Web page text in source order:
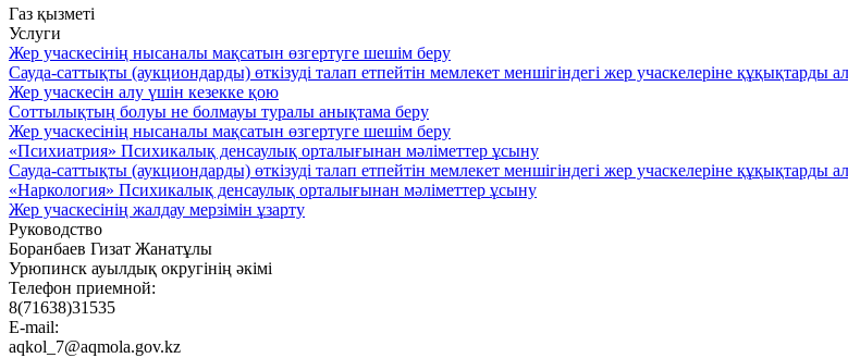
Газ қызметі
Услуги
Жер учаскесінің нысаналы мақсатын өзгертуге шешім беру
Сауда-саттықты (аукциондарды) өткізуді талап етпейтін мемлекет меншігіндегі жер учаскелеріне құқықтарды
Жер учаскесін алу үшін кезекке қою
Соттылықтың болуы не болмауы туралы анықтама беру
Жер учаскесінің нысаналы мақсатын өзгертуге шешім беру
«Психиатрия» Психикалық денсаулық орталығынан мәліметтер ұсыну
Сауда-саттықты (аукциондарды) өткізуді талап етпейтін мемлекет меншігіндегі жер учаскелеріне құқықтарды
«Наркология» Психикалық денсаулық орталығынан мәліметтер ұсыну
Жер учаскесінің жалдау мерзімін ұзарту
Руководство
Боранбаев Гизат Жанатұлы
Урюпинск ауылдық округінің әкімі
Телефон приемной:
8(71638)31535
E-mail:
aqkol_7@aqmola.gov.kz